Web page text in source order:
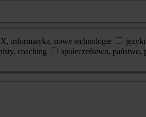
informatyka, nowe technologie
coaching społeczeństwo, państwo,